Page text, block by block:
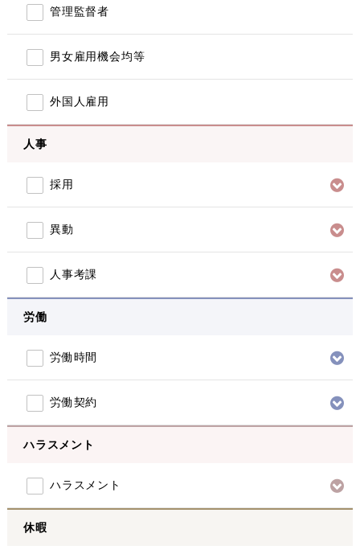
管理監督者
男女雇用機会均等
外国人雇用
人事
採用
異動
人事考課
労働
労働時間
労働契約
ハラスメント
ハラスメント
休暇